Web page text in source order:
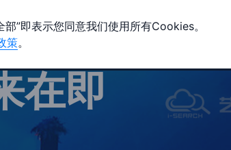
在即
”即表示您同意我们使用所有Cookies。
策。